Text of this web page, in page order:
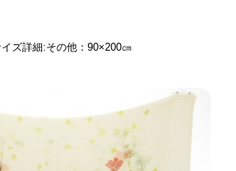
ズ詳細:その他：90×200㎝